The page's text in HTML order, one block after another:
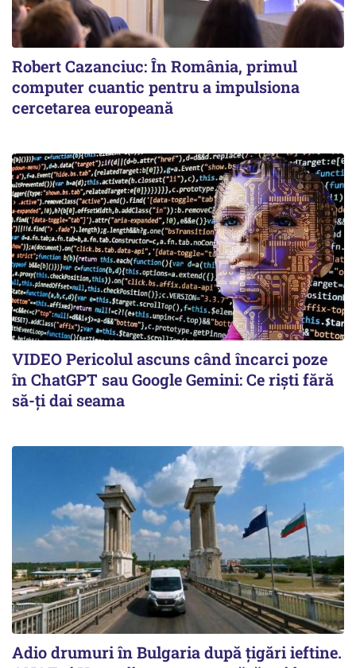
Robert Cazanciuc: În România, primul
computer cuantic pentru a impulsiona
cercetarea europeană
VIDEO Pericolul ascuns când încarci poze
în ChatGPT sau Google Gemini: Ce riști fără
să-ți dai seama
Adio drumuri în Bulgaria după țigări ieftine.